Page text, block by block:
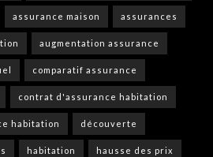
assurance maison assurances
augmentation assurance
comparatif assurance
contrat d'assurance habitation
habitation découverte
habitation hausse des prix